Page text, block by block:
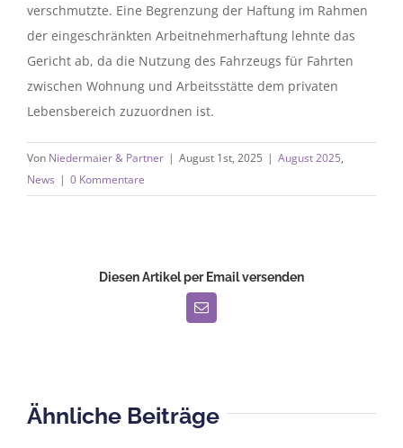
verschmutzte. Eine Begrenzung der Haftung im Rahmen
der eingeschränkten Arbeitnehmerhaftung lehnte das
Gericht ab, da die Nutzung des Fahrzeugs für Fahrten
zwischen Wohnung und Arbeitsstätte dem privaten
Lebensbereich zuzuordnen ist.
Von Niedermaier & Partner | August 1st, 2025 | August 2025,
News | 0 Kommentare
Diesen Artikel per Email versenden
E-
Mail
Ähnliche Beiträge